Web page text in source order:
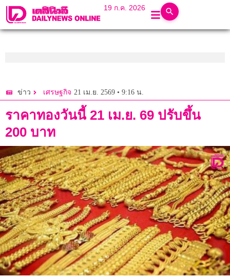
19 ก.ค. 2026
ข่าว เศรษฐกิจ 21 เม.ย. 2569 • 9:16 น.
ราคาทองวันนี้ 21 เม.ย. 69 ปรับขึ้น
200 บาท